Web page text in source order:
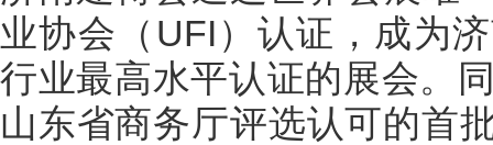
业协会（UFI）认证，成为
行业最高水平认证的展会。
山东省商务厅评选认可的首